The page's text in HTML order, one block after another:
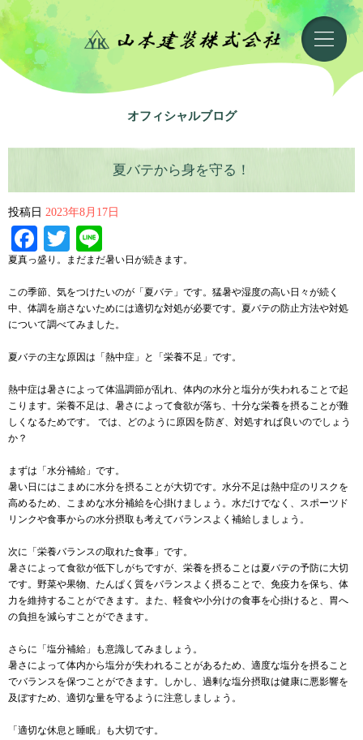
オフィシャルブログ
夏バテから身を守る！
投稿日 2023年8月17日
Facebook
Twitter
夏真っ盛り。まだまだ暑い日が続きます。
この季節、気をつけたいのが「夏バテ」です。猛暑や湿度の高い日々が続く
中、体調を崩さないためには適切な対処が必要です。夏バテの防止方法や対処
について調べてみました。
夏バテの主な原因は「熱中症」と「栄養不足」です。
熱中症は暑さによって体温調節が乱れ、体内の水分と塩分が失われることで起
こります。栄養不足は、暑さによって食欲が落ち、十分な栄養を摂ることが難
しくなるためです。 では、どのように原因を防ぎ、対処すれば良いのでしょう
か？
まずは「水分補給」です。
暑い日にはこまめに水分を摂ることが大切です。水分不足は熱中症のリスクを
高めるため、こまめな水分補給を心掛けましょう。水だけでなく、スポーツド
リンクや食事からの水分摂取も考えてバランスよく補給しましょう。
次に「栄養バランスの取れた食事」です。
暑さによって食欲が低下しがちですが、栄養を摂ることは夏バテの予防に大切
です。野菜や果物、たんぱく質をバランスよく摂ることで、免疫力を保ち、体
力を維持することができます。また、軽食や小分けの食事を心掛けると、胃へ
の負担を減らすことができます。
さらに「塩分補給」も意識してみましょう。
暑さによって体内から塩分が失われることがあるため、適度な塩分を摂ること
でバランスを保つことができます。しかし、過剰な塩分摂取は健康に悪影響を
及ぼすため、適切な量を守るように注意しましょう。
「適切な休息と睡眠」も大切です。